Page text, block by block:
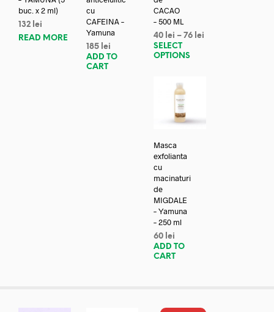
buc. x 2 ml)
132 lei
READ MORE
cu
CAFEINA –
Yamuna
185 lei
ADD TO
CART
CACAO
– 500 ML
40 lei –76 lei
SELECT
OPTIONS
Masca
exfolianta
cu
macinaturi
de
MIGDALE
– Yamuna
– 250 ml
60 lei
ADD TO
CART